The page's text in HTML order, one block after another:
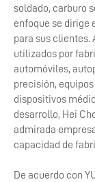
soldado, carburo
enfoque se dirige
para sus clientes.
utilizados por
automóviles,
precisión,
dispositivos
desarrollo, Hei
admirada
capacidad de
De acuerdo con